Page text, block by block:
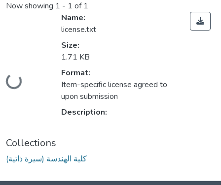
Now showing 1 - 1 of 1
Loading...
Name:
license.txt
Size:
1.71 KB
Format:
Item-specific license agreed to
upon submission
Description:
Collections
كلية الهندسة (سيرة ذاتية)